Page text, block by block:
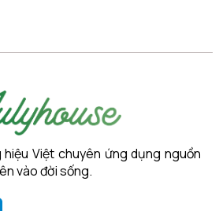
Việt chuyên ứng dụng nguồn
vào đời sống.